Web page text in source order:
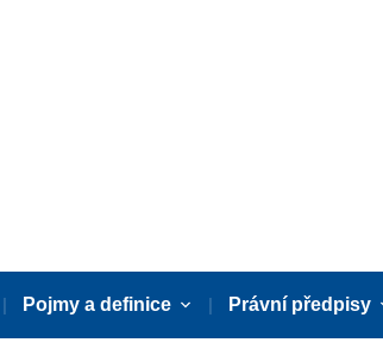
Pojmy a definice Právní předpisy